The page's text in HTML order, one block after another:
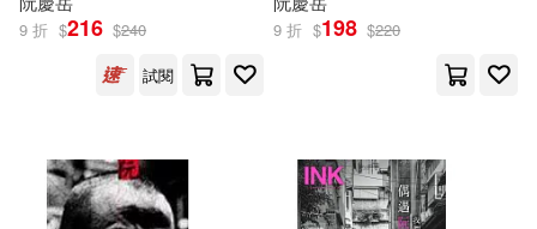
9 折 $216 $240
試閱
9 折 $198 $220